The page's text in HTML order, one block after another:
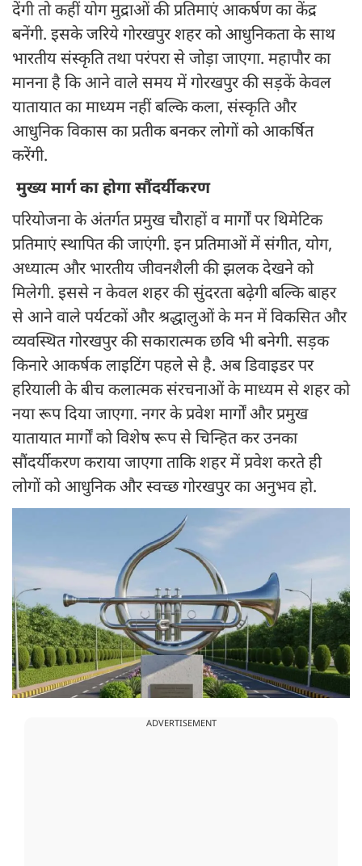
देंगी तो कहीं योग मुद्राओं की प्रतिमाएं आकर्षण का केंद्र
बनेंगी. इसके जरिये गोरखपुर शहर को आधुनिकता के साथ
भारतीय संस्कृति तथा परंपरा से जोड़ा जाएगा. महापौर का
मानना है कि आने वाले समय में गोरखपुर की सड़कें केवल
यातायात का माध्यम नहीं बल्कि कला, संस्कृति और
आधुनिक विकास का प्रतीक बनकर लोगों को आकर्षित
करेंगी.
मुख्य मार्ग का होगा सौंदर्यीकरण
परियोजना के अंतर्गत प्रमुख चौराहों व मार्गों पर थिमेटिक
प्रतिमाएं स्थापित की जाएंगी. इन प्रतिमाओं में संगीत, योग,
अध्यात्म और भारतीय जीवनशैली की झलक देखने को
मिलेगी. इससे न केवल शहर की सुंदरता बढ़ेगी बल्कि बाहर
से आने वाले पर्यटकों और श्रद्धालुओं के मन में विकसित और
व्यवस्थित गोरखपुर की सकारात्मक छवि भी बनेगी. सड़क
किनारे आकर्षक लाइटिंग पहले से है. अब डिवाइडर पर
हरियाली के बीच कलात्मक संरचनाओं के माध्यम से शहर को
नया रूप दिया जाएगा. नगर के प्रवेश मार्गों और प्रमुख
यातायात मार्गों को विशेष रूप से चिन्हित कर उनका
सौंदर्यीकरण कराया जाएगा ताकि शहर में प्रवेश करते ही
लोगों को आधुनिक और स्वच्छ गोरखपुर का अनुभव हो.
ADVERTISEMENT